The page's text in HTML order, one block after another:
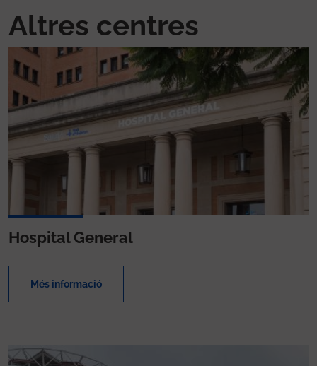
Altres centres
Hospital General
Més informació